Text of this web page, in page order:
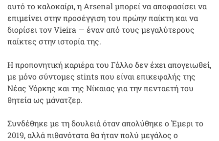
αυτό το καλοκαίρι, η Arsenal μπορεί να αποφασίσει να
επιμείνει στην προσέγγιση του πρώην παίκτη και να
διορίσει τον Vieira — έναν από τους μεγαλύτερους
παίκτες στην ιστορία της.
Η προπονητική καριέρα του Γάλλο δεν έχει απογειωθεί,
με μόνο σύντομες stints που είναι επικεφαλής της
Νέας Υόρκης και της Νίκαιας για την πενταετή του
θητεία ως μάνατζερ.
Συνδέθηκε με τη δουλειά όταν απολύθηκε ο Έμερι το
2019, αλλά πιθανότατα θα ήταν πολύ μεγάλος ο